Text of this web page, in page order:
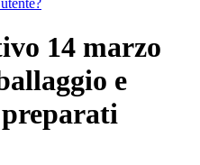
14 marzo
e